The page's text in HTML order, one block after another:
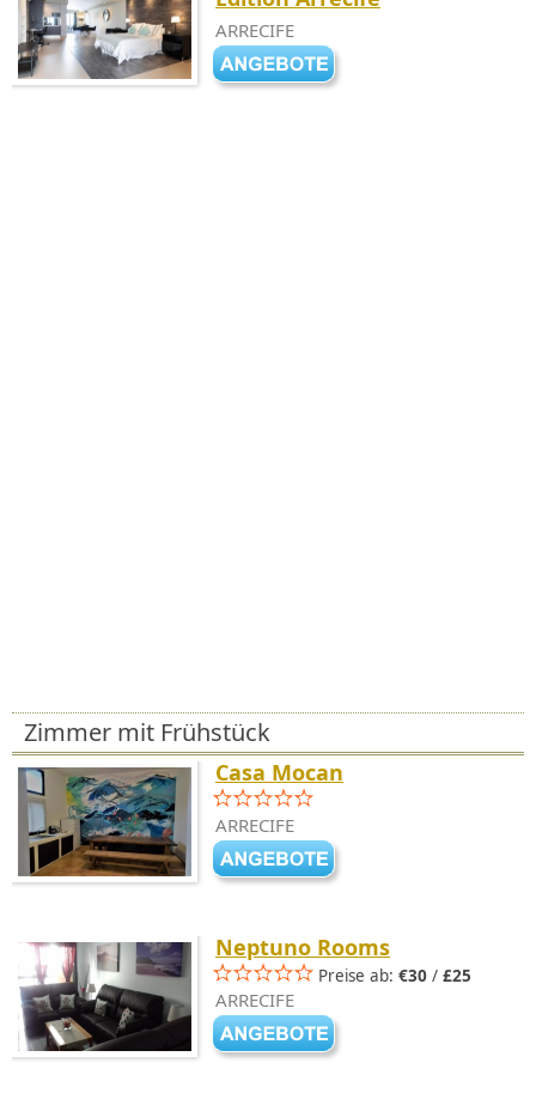
ARRECIFE
Zimmer mit Frühstück
Casa Mocan
ARRECIFE
Neptuno Rooms
Preise ab: €30 / £25
ARRECIFE